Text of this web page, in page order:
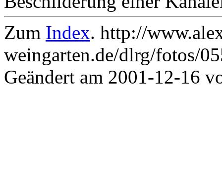
Zum Index. http://
weingarten.de/dlrg/fotos/
Geändert am 2001-12-16